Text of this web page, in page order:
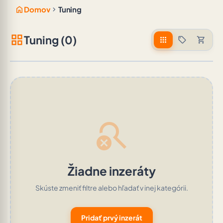
home Domov chevron_right Tuning
grid_viewTuning (0) apps sell shopping_cart
search_off
Žiadne inzeráty
Skúste zmeniť filtre alebo hľadať v inej kategórii.
Pridať prvý inzerát